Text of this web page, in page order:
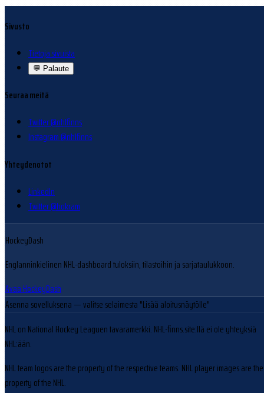
Sivusto
Tietoja sivuista
💬 Palaute
Seuraa meitä
Twitter @nhlfinns
Instagram @nhlfinns
Yhteydenotot
LinkedIn
Twitter @hokram
HockeyDash
Englanninkielinen NHL-dashboard tuloksiin, tilastoihin ja sarjataulukkoon.
Avaa HockeyDash
Asenna sovelluksena — valitse selaimesta "Lisää aloitusnäytölle"
NHL on National Hockey Leaguen tavaramerkki. NHL-finns.site:llä ei ole yhteyksiä
NHL:ään.
NHL team logos are the property of the respective teams. NHL player images are the
property of the NHL.